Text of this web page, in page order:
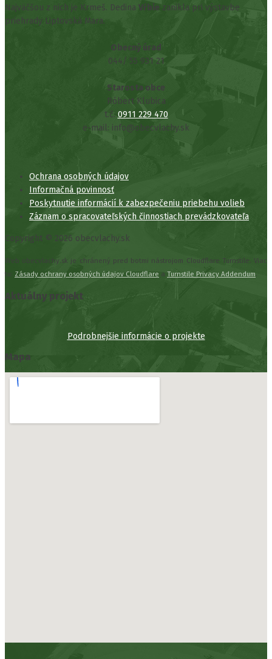
Najväčšou z nich je Krmeš. Dedina Vŕbie zanikla pri výstavbe
priehrady Liptovská Mara.
Obecný úrad
044/ 55 931 21
Starosta obce
Róbert Klubica
t.č. 0911 229 470
e-mail: info@obecvlachy.sk
Ochrana osobných údajov
Informačná povinnosť
Poskytnutie informácií k zabezpečeniu priebehu volieb
Záznam o spracovateľských činnostiach prevádzkovateľa
Copyright © 2026 obecvlachy.sk
Web obecvlachy.sk je chránený pred botmi nástrojom Cloudflare Turnstile. Viac
tu: Zásady ochrany osobných údajov Cloudflare a Turnstile Privacy Addendum.
Aktuálny projekt
Podrobnejšie informácie o projekte
Mapa